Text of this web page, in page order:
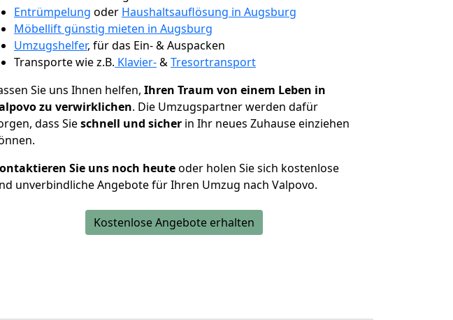
Entrümpelung oder Haushaltsauflösung in Augsburg
Möbellift günstig mieten in Augsburg
Umzugshelfer, für das Ein- & Auspacken
Transporte wie z.B. Klavier-&Tresortransport
Sie uns Ihnen helfen, Ihren Traum von einem Leben in
zu verwirklichen. Die Umzugspartner werden dafür
dass Sieschnell und sicher in Ihr neues Zuhause einziehen
Sie uns noch heuteoder holen Sie sich kostenlose
unverbindliche Angebote für Ihren Umzug nach Valpovo.
Kostenlose Angebote erhalten